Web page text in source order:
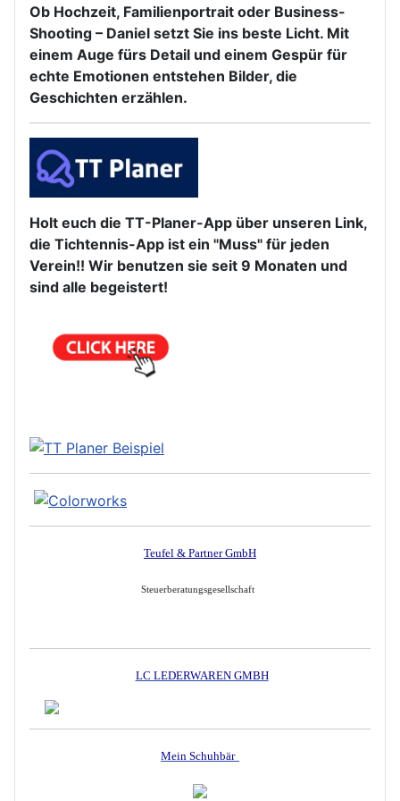
Ob Hochzeit, Familienportrait oder Business-
Shooting – Daniel setzt Sie ins beste Licht. Mit
einem Auge fürs Detail und einem Gespür für
echte Emotionen entstehen Bilder, die
Geschichten erzählen.
Holt euch die TT-Planer-App über unseren Link,
die Tichtennis-App ist ein "Muss" für jeden
Verein!! Wir benutzen sie seit 9 Monaten und
sind alle begeistert!
Teufel & Partner GmbH
Steuerberatungsgesellschaft
LC LEDERWAREN GMBH
Mein Schuhbär